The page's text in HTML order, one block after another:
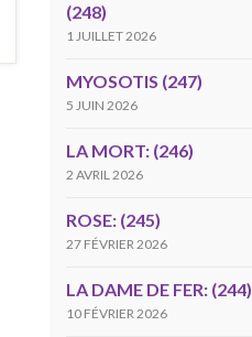
(248)
1 JUILLET 2026
MYOSOTIS (247)
5 JUIN 2026
LA MORT: (246)
2 AVRIL 2026
ROSE: (245)
27 FÉVRIER 2026
LA DAME DE FER: (244)
10 FÉVRIER 2026